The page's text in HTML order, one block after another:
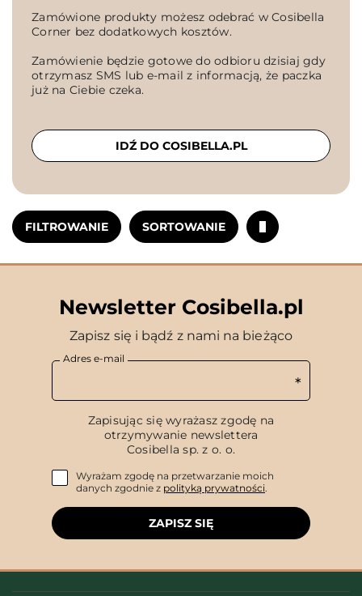
FILTROWANIE SORTOWANIE
Zamówione produkty możesz odebrać w Cosibella
Corner bez dodatkowych kosztów.
Zamówienie będzie gotowe do odbioru dzisiaj gdy
otrzymasz SMS lub e-mail z informacją, że paczka
już na Ciebie czeka.
IDŹ DO COSIBELLA.PL
Newsletter Cosibella.pl
Zapisz się i bądź z nami na bieżąco
Adres e-mail
Zapisując się wyrażasz zgodę na
otrzymywanie newslettera
Cosibella sp. z o. o.
Wyrażam zgodę na przetwarzanie moich
danych zgodnie z polityką prywatności.
ZAPISZ SIĘ